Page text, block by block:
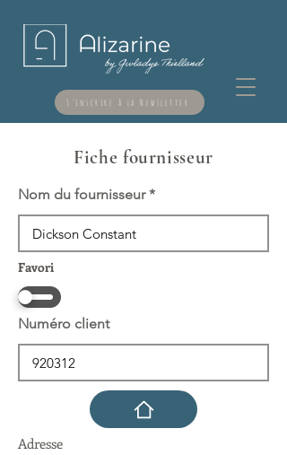
S'inscrire à la Newsletter
Fiche fournisseur
Nom du fournisseur
Favori
Numéro client
Adresse